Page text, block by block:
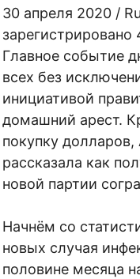
30 апреля 2020 /
Главное событие
всех без
инициативой
домашний арест.
покупку долларов,
рассказала как
новой партии
Начнём со
новых случая
половине месяца